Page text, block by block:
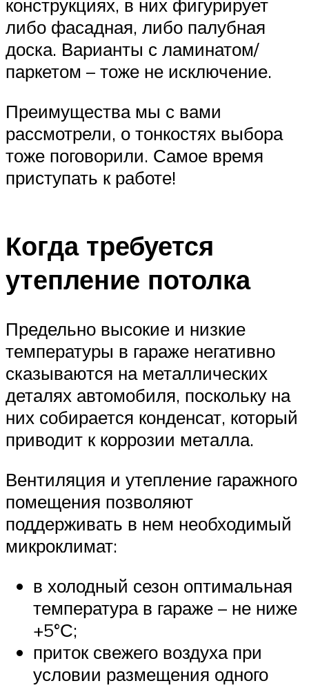
конструкциях, в них фигурирует
либо фасадная, либо палубная
доска. Варианты с ламинатом/
паркетом – тоже не исключение.
Преимущества мы с вами
рассмотрели, о тонкостях выбора
тоже поговорили. Самое время
приступать к работе!
Когда требуется
утепление потолка
Предельно высокие и низкие
температуры в гараже негативно
сказываются на металлических
деталях автомобиля, поскольку на
них собирается конденсат, который
приводит к коррозии металла.
Вентиляция и утепление гаражного
помещения позволяют
поддерживать в нем необходимый
микроклимат:
в холодный сезон оптимальная
температура в гараже – не ниже
+5°С;
приток свежего воздуха при
условии размещения одного